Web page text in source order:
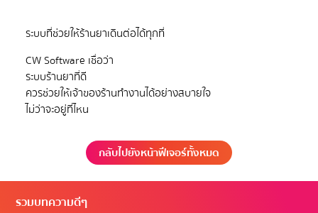
CW Software เชื่อว่า
ระบบร้านยาที่ดี
ควรช่วยให้เจ้าของร้านทำงานได้อย่างสบายใจ
กลับไปยังหน้าฟีเจอร์ทั้งหมด
รวมบทความดีๆ